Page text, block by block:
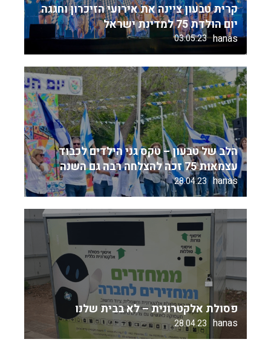
קרית טבעון ציינה את אירועי הזיכרון וחגגה
יום הולדת 75 למדינת ישראל
hanas
03.05.23
הלב של טבעון – טקס גני הילדים לכבוד
עצמאות 75 זכה להצלחה רבה גם השנה
hanas
28.04.23
פסולת אלקטרונית – לא בבית שלנו
hanas
28.04.23